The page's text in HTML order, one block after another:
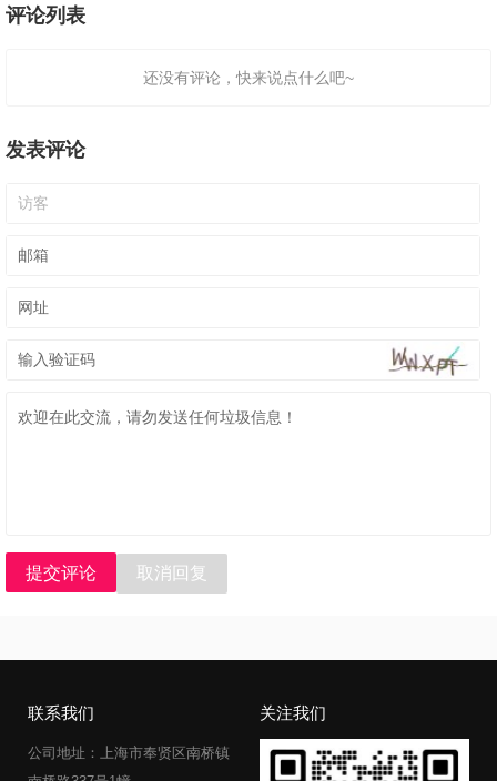
评论列表
还没有评论，快来说点什么吧~
发表评论
提交评论 取消回复
联系我们
公司地址：上海市奉贤区南桥镇
关注我们